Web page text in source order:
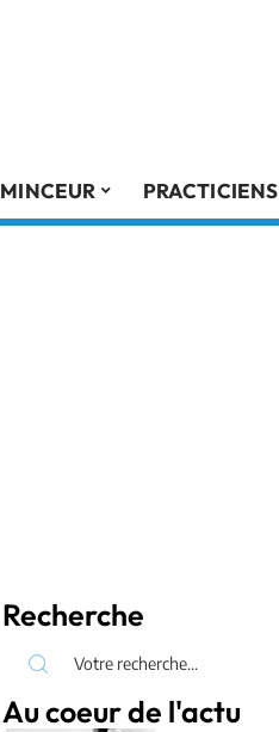
MINCEUR PRACTICIENS
Recherche
Au coeur de l'actu